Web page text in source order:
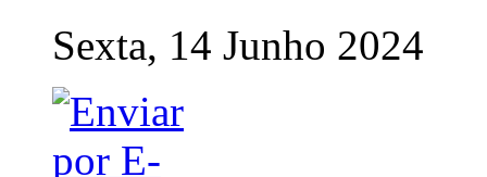
Sexta, 14 Junho 2024